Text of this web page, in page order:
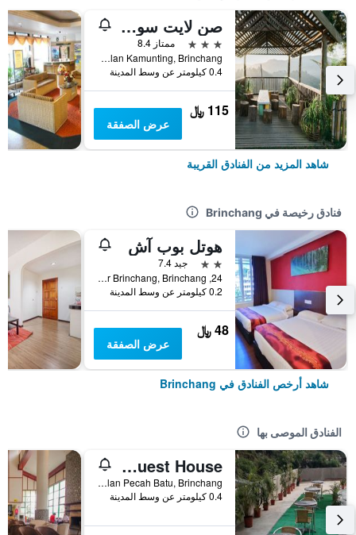
صن لايت سويت سيندريان بيرهاد
3 نجوم
ممتاز 8.4
No 46 & A47, Jalan Kamunting, Brinchang, ماليزيا
0.4 كيلومتر عن وسط المدينة
115 ﷼
عرض الصفقة
شاهد المزيد من الفنادق القريبة
فنادق رخيصة في Brinchang
هوتل بوب آش
2 نجمتين
جيد 7.4
24, Tingkat 1, Jalan Bandar Brinchang, Brinchang, ماليزيا
0.2 كيلومتر عن وسط المدينة
48 ﷼
عرض الصفقة
شاهد أرخص الفنادق في Brinchang
الفنادق الموصى بها
Sam Jade Guest House
No.128, Jalan Pecah Batu, Brinchang, ماليزيا
0.4 كيلومتر عن وسط المدينة